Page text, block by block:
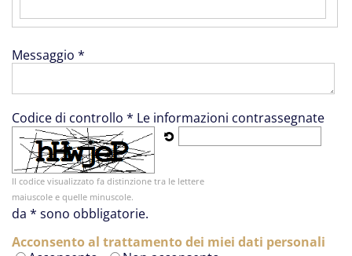
Messaggio *
Codice di controllo *
Il codice visualizzato fa distinzione tra le lettere
maiuscole e quelle minuscole.
Le informazioni contrassegnate
da * sono obbligatorie.
Acconsento al trattamento dei miei dati personali